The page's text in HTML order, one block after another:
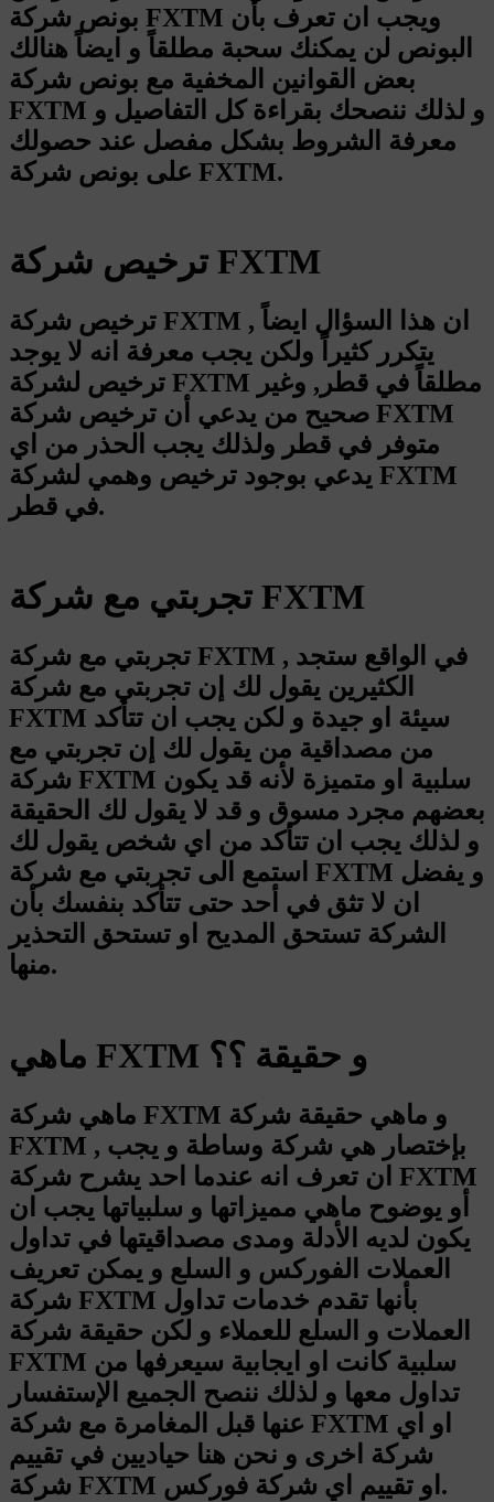
بونص شركة FXTM ويجب ان تعرف بأن
البونص لن يمكنك سحبة مطلقاً و ايضاً هنالك
بعض القوانين المخفية مع بونص شركة
FXTM و لذلك ننصحك بقراءة كل التفاصيل و
معرفة الشروط بشكل مفصل عند حصولك
على بونص شركة FXTM.
ترخيص شركة FXTM
ترخيص شركة FXTM , ان هذا السؤال ايضاً
يتكرر كثيراً ولكن يجب معرفة انه لا يوجد
ترخيص لشركة FXTM مطلقاً في قطر, وغير
صحيح من يدعي أن ترخيص شركة FXTM
متوفر في قطر ولذلك يجب الحذر من اي
يدعي بوجود ترخيص وهمي لشركة FXTM
في قطر.
تجربتي مع شركة FXTM
تجربتي مع شركة FXTM , في الواقع ستجد
الكثيرين يقول لك إن تجربتي مع شركة
FXTM سيئة او جيدة و لكن يجب ان تتأكد
من مصداقية من يقول لك إن تجربتي مع
شركة FXTM سلبية او متميزة لأنه قد يكون
بعضهم مجرد مسوق و قد لا يقول لك الحقيقة
و لذلك يجب ان تتأكد من اي شخص يقول لك
استمع الى تجربتي مع شركة FXTM و يفضل
ان لا تثق في أحد حتى تتأكد بنفسك بأن
الشركة تستحق المديح او تستحق التحذير
منها.
ماهي FXTM و حقيقة ؟؟
ماهي شركة FXTM و ماهي حقيقة شركة
FXTM , بإختصار هي شركة وساطة و يجب
ان تعرف انه عندما احد يشرح شركة FXTM
أو يوضوح ماهي مميزاتها و سلبياتها يجب ان
يكون لديه الأدلة ومدى مصداقيتها في تداول
العملات الفوركس و السلع و يمكن تعريف
شركة FXTM بأنها تقدم خدمات تداول
العملات و السلع للعملاء و لكن حقيقة شركة
FXTM سلبية كانت او ايجابية سيعرفها من
تداول معها و لذلك ننصح الجميع الإستفسار
عنها قبل المغامرة مع شركة FXTM او اي
شركة اخرى و نحن هنا حياديين في تقييم
شركة FXTM او تقييم اي شركة فوركس.